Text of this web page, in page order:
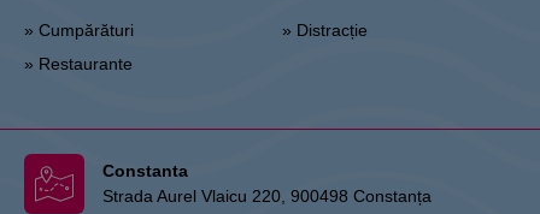
» Cumpărături
» Restaurante
» Distracție
Constanta
Strada Aurel Vlaicu 220, 900498 Constanța